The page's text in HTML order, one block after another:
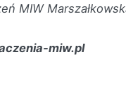
MIW
miw.pl